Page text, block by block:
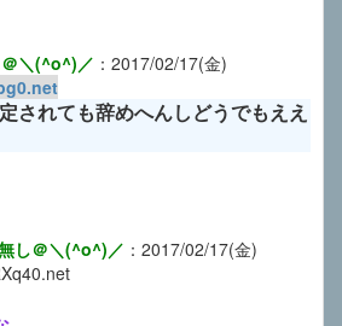
＼(^o^)／ ： 2017/02/17(金)
されても辞めへんしどうでもええ
し＠＼(^o^)／ ： 2017/02/17(金)